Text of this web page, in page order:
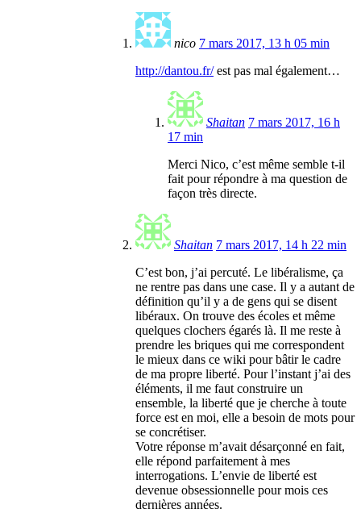
nico 7 mars 2017, 13 h 05 min
http://dantou.fr/est pas mal également…
Shaitan 7 mars 2017, 16 h
17 min
Merci Nico, c’est même semble t-il
fait pour répondre à ma question de
façon très directe.
Shaitan 7 mars 2017, 14 h 22 min
C’est bon, j’ai percuté. Le libéralisme, ça
ne rentre pas dans une case. Il y a autant de
définition qu’il y a de gens qui se disent
libéraux. On trouve des écoles et même
quelques clochers égarés là. Il me reste à
prendre les briques qui me correspondent
le mieux dans ce wiki pour bâtir le cadre
de ma propre liberté. Pour l’instant j’ai des
éléments, il me faut construire un
ensemble, la liberté que je cherche à toute
force est en moi, elle a besoin de mots pour
se concrétiser.
Votre réponse m’avait désarçonné en fait,
elle répond parfaitement à mes
interrogations. L’envie de liberté est
devenue obsessionnelle pour mois ces
dernières années.